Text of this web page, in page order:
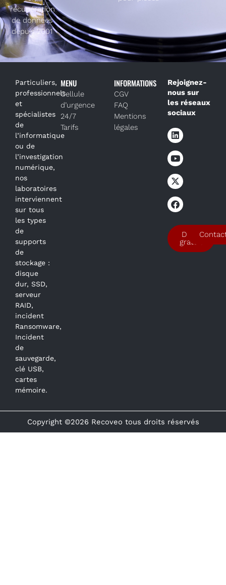
récupération
de données
depuis 2001
Particuliers,
professionnels
et
spécialistes
de
l’informatique
ou de
l’investigation
numérique,
nos
laboratoires
interviennent
sur tous
les types
de
supports
de
stockage :
disque
dur, SSD,
serveur
RAID,
incident
Ransomware,
Incident
de
sauvegarde,
clé USB,
cartes
mémoire.
MENU
Cellule
d’urgence
24/7
Tarifs
INFORMATIONS
CGV
FAQ
Mentions
légales
Rejoignez-
nous sur
les réseaux
sociaux
Devis
gratuit
Copyright ©2026 Recoveo tous droits réservés